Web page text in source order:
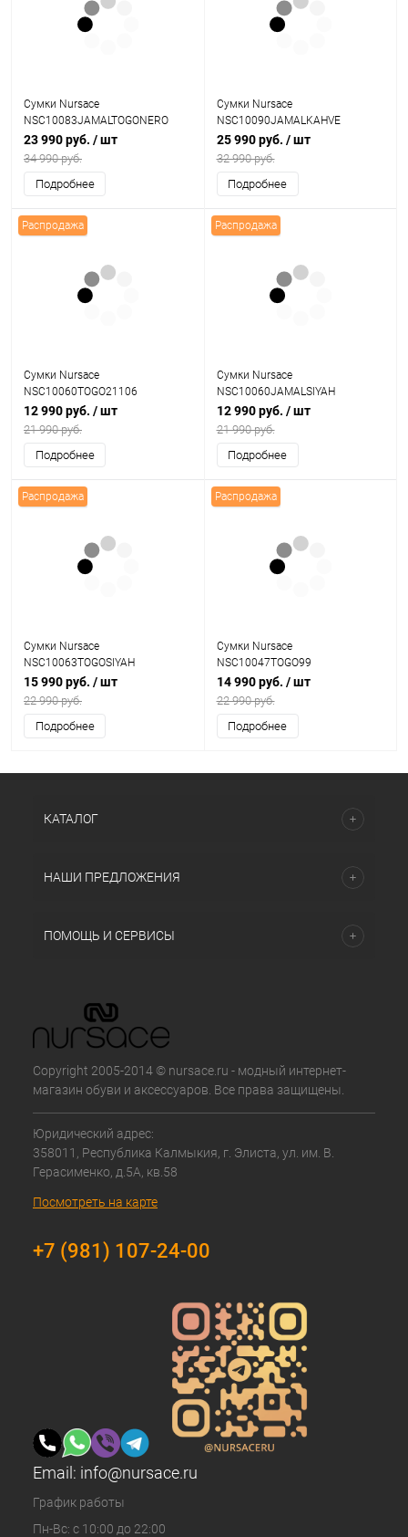
Сумки Nursace
NSC10083JAMALTOGONERO
23 990 руб. / шт
34 990 руб.
Подробнее
Сумки Nursace
NSC10090JAMALKAHVE
25 990 руб. / шт
32 990 руб.
Подробнее
Распродажа
Сумки Nursace
NSC10060TOGO21106
12 990 руб. / шт
21 990 руб.
Подробнее
Распродажа
Сумки Nursace
NSC10060JAMALSIYAH
12 990 руб. / шт
21 990 руб.
Подробнее
Распродажа
Сумки Nursace
NSC10063TOGOSIYAH
15 990 руб. / шт
22 990 руб.
Подробнее
Распродажа
Сумки Nursace
NSC10047TOGO99
14 990 руб. / шт
22 990 руб.
Подробнее
КАТАЛОГ
НАШИ ПРЕДЛОЖЕНИЯ
ПОМОЩЬ И СЕРВИСЫ
Copyright 2005-2014 © nursace.ru - модный интернет-
магазин обуви и аксессуаров. Все права защищены.
Юридический адрес:
358011, Республика Калмыкия, г. Элиста, ул. им. В.
Герасименко, д.5А, кв.58
Посмотреть на карте
+7 (981) 107-24-00
Email: info@nursace.ru
График работы
Пн-Вс: с 10:00 до 22:00